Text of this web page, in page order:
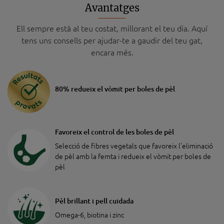
Avantatges
Ell sempre està al teu costat, millorant el teu dia. Aquí
tens uns consells per ajudar-te a gaudir del teu gat,
encara més.
80% redueix el vòmit per boles de pèl
Favoreix el control de les boles de pèl
Selecció de fibres vegetals que favoreix l'eliminació
de pèl amb la femta i redueix el vòmit per boles de
pèl
Pèl brillant i pell cuidada
Omega-6, biotina i zinc